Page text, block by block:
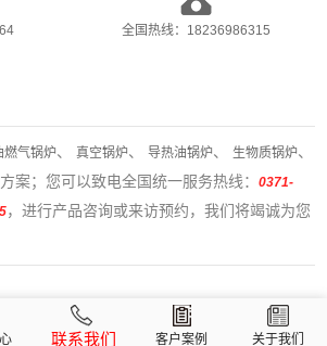
全国热线：18236986315
燃气锅炉、真空锅炉、导热油锅炉、 生物质锅炉、
案；您可以致电全国统一服务热线：0371-
，进行产品咨询或来访预约，我们将竭诚为您
联系我们 客户案例 关于我们